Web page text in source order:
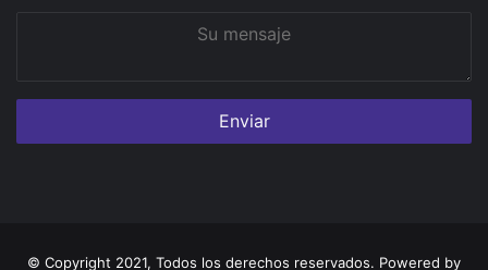
© Copyright 2021, Todos los derechos reservados. Powered by